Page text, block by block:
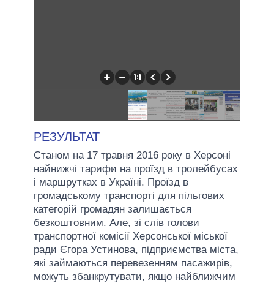
РЕЗУЛЬТАТ
Станом на 17 травня 2016 року в Херсоні
найнижчі тарифи на проїзд в тролейбусах
і маршрутках в Україні. Проїзд в
громадському транспорті для пільгових
категорій громадян залишається
безкоштовним. Але, зі слів голови
транспортної комісії Херсонської міської
ради Єгора Устинова, підприємства міста,
які займаються перевезенням пасажирів,
можуть збанкрутувати, якщо найближчим